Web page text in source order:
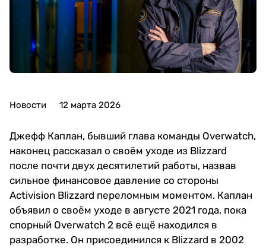
Новости 12 марта 2026
Джефф Каплан, бывший глава команды Overwatch,
наконец рассказал о своём уходе из Blizzard
после почти двух десятилетий работы, назвав
сильное финансовое давление со стороны
Activision Blizzard переломным моментом. Каплан
объявил о своём уходе в августе 2021 года, пока
спорный Overwatch 2 всё ещё находился в
разработке. Он присоединился к Blizzard в 2002